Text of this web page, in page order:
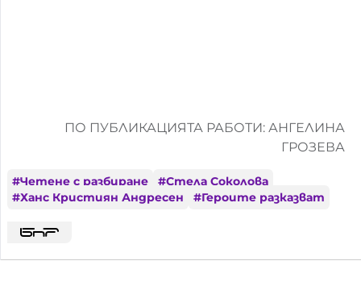
ПО ПУБЛИКАЦИЯТА РАБОТИ: АНГЕЛИНА
ГРОЗЕВА
#Четене с разбиране #Стела Соколова
#Ханс Кристиян Андресен #Героите разказват